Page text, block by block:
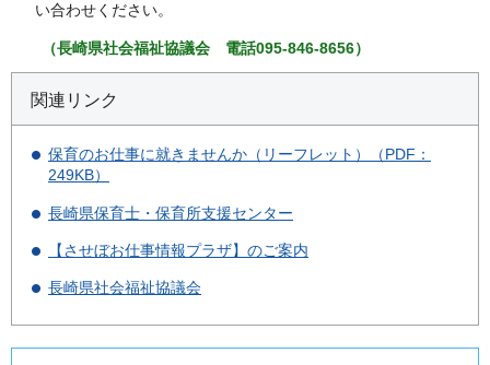
い合わせください。
（長崎県社会福祉協議会 電話095-846-8656）
関連リンク
保育のお仕事に就きませんか（リーフレット）（PDF：
249KB）
長崎県保育士・保育所支援センター
【させぼお仕事情報プラザ】のご案内
長崎県社会福祉協議会